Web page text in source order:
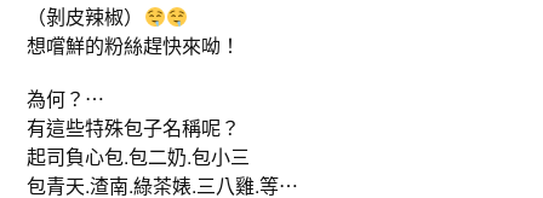
（剝皮辣椒）
想嚐鮮的粉絲趕快來呦！
為何？⋯
有這些特殊包子名稱呢？
起司負心包.包二奶.包小三
包青天.渣南.綠茶婊.三八雞.等⋯